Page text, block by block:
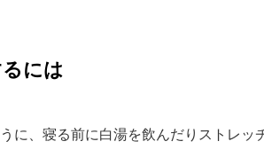
には
、寝る前に白湯を飲んだりストレッ